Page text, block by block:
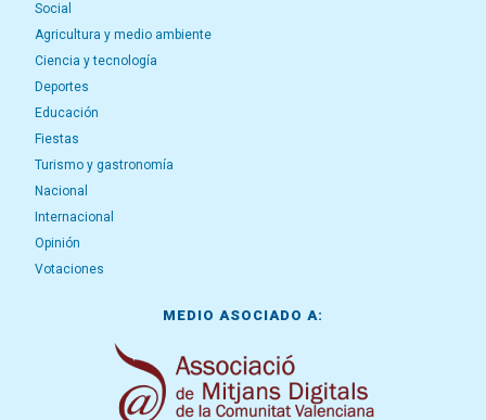
Social
Agricultura y medio ambiente
Ciencia y tecnología
Deportes
Educación
Fiestas
Turismo y gastronomía
Nacional
Internacional
Opinión
Votaciones
MEDIO ASOCIADO A: